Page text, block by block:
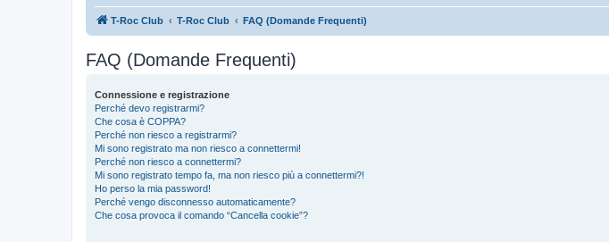
T-Roc Club T-Roc Club FAQ (Domande Frequenti)
FAQ (Domande Frequenti)
Connessione e registrazione
Perché devo registrarmi?
Che cosa è COPPA?
Perché non riesco a registrarmi?
Mi sono registrato ma non riesco a connettermi!
Perché non riesco a connettermi?
Mi sono registrato tempo fa, ma non riesco più a connettermi?!
Ho perso la mia password!
Perché vengo disconnesso automaticamente?
Che cosa provoca il comando “Cancella cookie”?